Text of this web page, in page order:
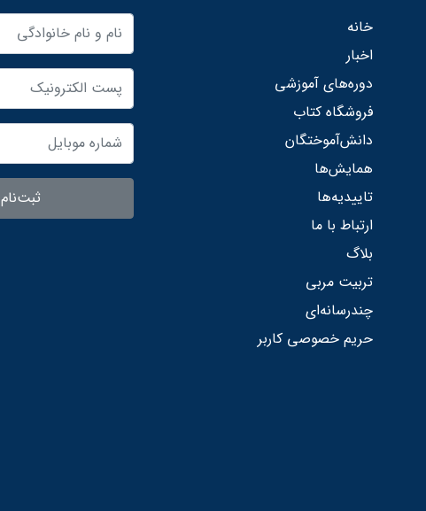
خانه
اخبار
دوره‌های آموزشی
فروشگاه کتاب
دانش‌آموختگان
همایش‌ها
تاییدیه‌ها
ارتباط با ما
بلاگ
تربیت مربی
چندرسانه‌ای
حریم خصوصی کاربر
ثبت‌نام